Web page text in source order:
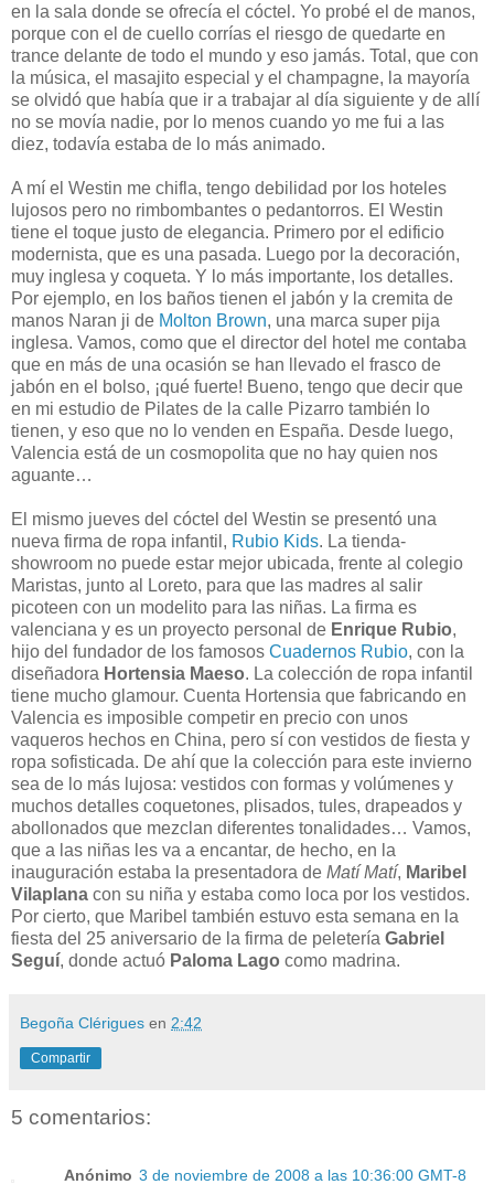
en la sala donde se ofrecía el cóctel. Yo probé el de manos,
porque con el de cuello corrías el riesgo de quedarte en
trance delante de todo el mundo y eso jamás. Total, que con
la música, el masajito especial y el champagne, la mayoría
se olvidó que había que ir a trabajar al día siguiente y de allí
no se movía nadie, por lo menos cuando yo me fui a las
diez, todavía estaba de lo más animado.
A mí el Westin me chifla, tengo debilidad por los hoteles
lujosos pero no rimbombantes o pedantorros. El Westin
tiene el toque justo de elegancia. Primero por el edificio
modernista, que es una pasada. Luego por la decoración,
muy inglesa y coqueta. Y lo más importante, los detalles.
Por ejemplo, en los baños tienen el jabón y la cremita de
manos Naran ji de Molton Brown, una marca super pija
inglesa. Vamos, como que el director del hotel me contaba
que en más de una ocasión se han llevado el frasco de
jabón en el bolso, ¡qué fuerte! Bueno, tengo que decir que
en mi estudio de Pilates de la calle Pizarro también lo
tienen, y eso que no lo venden en España. Desde luego,
Valencia está de un cosmopolita que no hay quien nos
aguante…
El mismo jueves del cóctel del Westin se presentó una
nueva firma de ropa infantil, Rubio Kids. La tienda-
showroom no puede estar mejor ubicada, frente al colegio
Maristas, junto al Loreto, para que las madres al salir
picoteen con un modelito para las niñas. La firma es
valenciana y es un proyecto personal de Enrique Rubio,
hijo del fundador de los famosos Cuadernos Rubio, con la
diseñadora Hortensia Maeso. La colección de ropa infantil
tiene mucho glamour. Cuenta Hortensia que fabricando en
Valencia es imposible competir en precio con unos
vaqueros hechos en China, pero sí con vestidos de fiesta y
ropa sofisticada. De ahí que la colección para este invierno
sea de lo más lujosa: vestidos con formas y volúmenes y
muchos detalles coquetones, plisados, tules, drapeados y
abollonados que mezclan diferentes tonalidades… Vamos,
que a las niñas les va a encantar, de hecho, en la
inauguración estaba la presentadora de Matí Matí, Maribel
Vilaplana con su niña y estaba como loca por los vestidos.
Por cierto, que Maribel también estuvo esta semana en la
fiesta del 25 aniversario de la firma de peletería Gabriel
Seguí, donde actuó Paloma Lago como madrina.
Begoña Clérigues en 2:42
Compartir
5 comentarios:
Anónimo 3 de noviembre de 2008 a las 10:36:00 GMT-8